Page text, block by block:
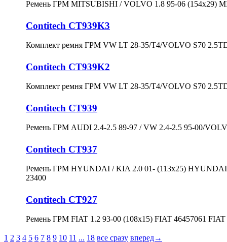
Ремень ГРМ MITSUBISHI / VOLVO 1.8 95-06 (154x29)
Contitech CT939K3
Комплект ремня ГРМ VW LT 28-35/T4/VOLVO S70
Contitech CT939K2
Комплект ремня ГРМ VW LT 28-35/T4/VOLVO S70
Contitech CT939
Ремень ГРМ AUDI 2.4-2.5 89-97 / VW 2.4-2.5 95-00/
Contitech CT937
Ремень ГРМ HYUNDAI / KIA 2.0 01- (113x25)
23400
Contitech CT927
Ремень ГРМ FIAT 1.2 93-00 (108x15) FIAT 46457061 FIAT
1 2 3 4 5 6 7 8 9 10 11 ... 18 все сразу вперед→